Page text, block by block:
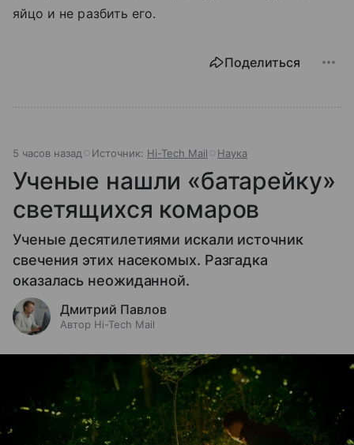
яйцо и не разбить его.
Поделиться
5 часов назад Источник: Hi-Tech Mail Наука
Ученые нашли «батарейку»
светящихся комаров
Ученые десятилетиями искали источник
свечения этих насекомых. Разгадка
оказалась неожиданной.
Дмитрий Павлов
Автор Hi-Tech Mail